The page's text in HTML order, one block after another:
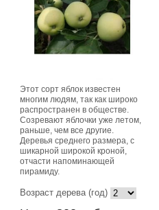
Этот сорт яблок известен
многим людям, так как широко
распространен в обществе.
Созревают яблочки уже летом,
раньше, чем все другие.
Деревья среднего размера, с
шикарной широкой кроной,
отчасти напоминающей
пирамиду.
Возраст дерева (год)